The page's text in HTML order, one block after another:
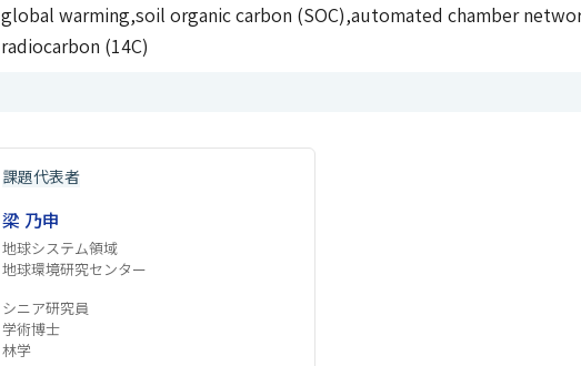
global warming,soil organic carbon (SOC),automated chamber
radiocarbon (14C)
課題代表者
梁 乃申
地球システム領域
地球環境研究センター
シニア研究員
学術博士
林学